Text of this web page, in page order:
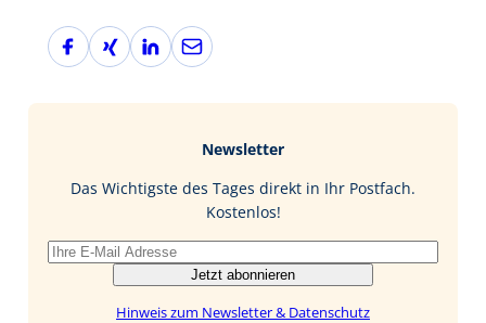
F
a
X
i
L
i
I
E
-
Newsletter
Das Wichtigste des Tages direkt in Ihr Postfach.
Kostenlos!
Jetzt abonnieren
Hinweis zum Newsletter & Datenschutz